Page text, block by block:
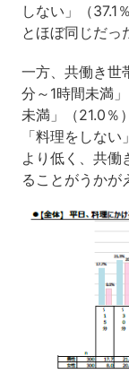
しない」（37.1
とほぼ同じだっ
一方、共働き世
分～1時間未満
未満」（21.0％
「料理をしな
より低く、共働
ることがうかが